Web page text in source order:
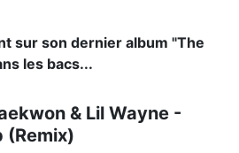
sur son dernier album "The
les bacs...
& Lil Wayne -
(Remix)